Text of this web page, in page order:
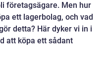
företagsägare. Men hur
ett lagerbolag, och vad
detta? Här dyker vi in i
att köpa ett sådant